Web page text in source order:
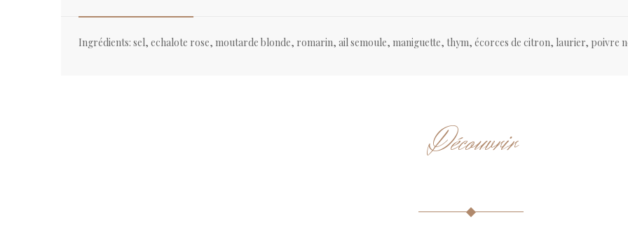
Ingrédients: sel, echalote rose, moutarde blonde, romarin, ail semoule, maniguette, thym, écorces de citron, laurier, poivre
Découvrir